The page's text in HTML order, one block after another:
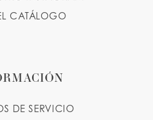
CATÁLOGO
DE SERVICIO